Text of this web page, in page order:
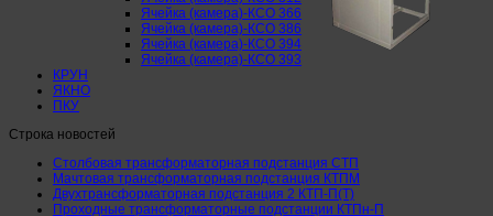
Ячейка (камера)-КСО 366
Ячейка (камера)-КСО 386
Ячейка (камера)-КСО 394
Ячейка (камера)-КСО 393
КРУН
ЯКНО
ПКУ
Строка новостей
Столбовая трансформаторная подстанция СТП
Мачтовая трансформаторная подстанция КТПМ
Двухтрансформаторная подстанция 2 КТП-П(Т)
Проходные трансформаторные подстанции КТПн-П